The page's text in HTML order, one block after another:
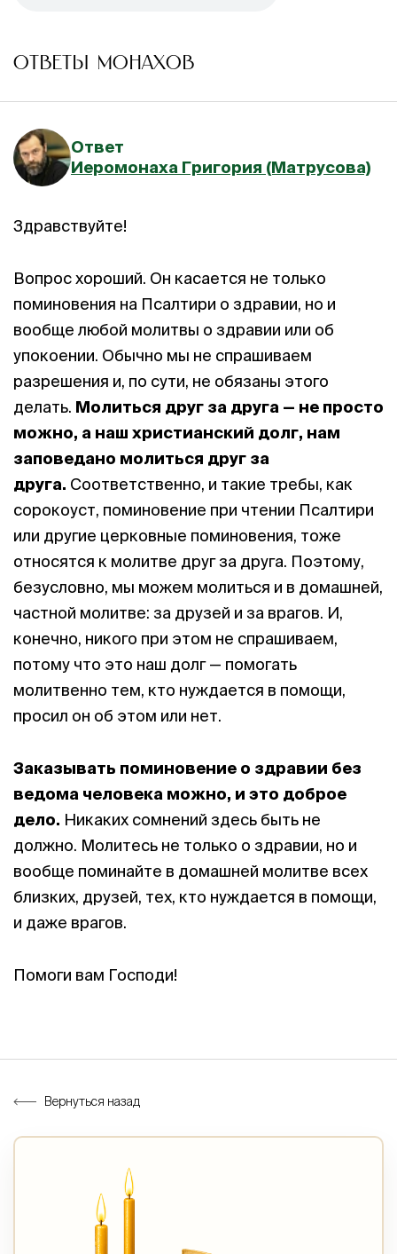
ОТВЕТЫ МОНАХОВ
Ответ
Иеромонаха Григория (Матрусова)
Здравствуйте!
Вопрос хороший. Он касается не только
поминовения на Псалтири о здравии, но и
вообще любой молитвы о здравии или об
упокоении. Обычно мы не спрашиваем
разрешения и, по сути, не обязаны этого
делать. Молиться друг за друга — не просто
можно, а наш христианский долг, нам
заповедано молиться друг за
друга. Соответственно, и такие требы, как
сорокоуст, поминовение при чтении Псалтири
или другие церковные поминовения, тоже
относятся к молитве друг за друга. Поэтому,
безусловно, мы можем молиться и в домашней,
частной молитве: за друзей и за врагов. И,
конечно, никого при этом не спрашиваем,
потому что это наш долг — помогать
молитвенно тем, кто нуждается в помощи,
просил он об этом или нет.
Заказывать поминовение о здравии без
ведома человека можно, и это доброе
дело. Никаких сомнений здесь быть не
должно. Молитесь не только о здравии, но и
вообще поминайте в домашней молитве всех
близких, друзей, тех, кто нуждается в помощи,
и даже врагов.
Помоги вам Господи!
Вернуться назад